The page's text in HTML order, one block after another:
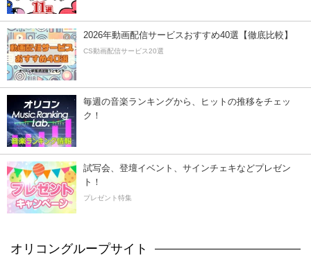
2026年動画配信サービスおすすめ40選【徹底比較】
CS動画配信サービス20選
毎週の音楽ランキングから、ヒットの推移をチェッ
ク！
試写会、登壇イベント、サインチェキなどプレゼン
ト！
プレゼント特集
オリコングループサイト